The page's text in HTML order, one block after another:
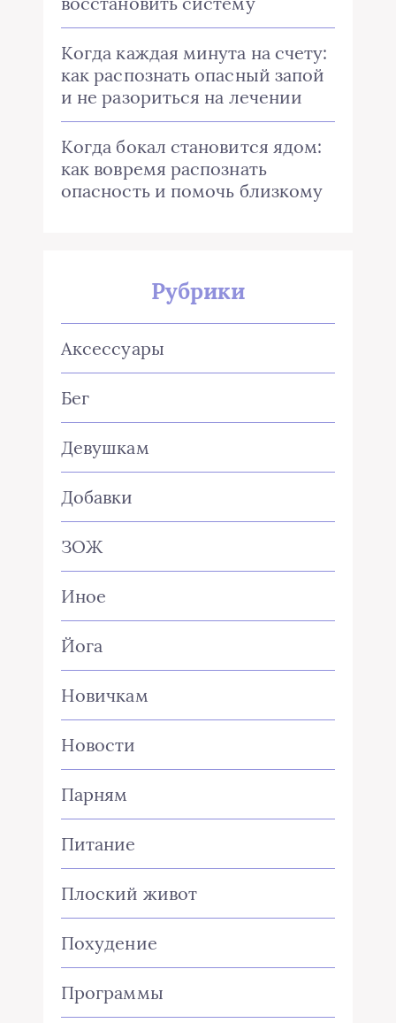
Когда каждая минута на счету:
как распознать опасный запой
и не разориться на лечении
Когда бокал становится ядом:
как вовремя распознать
опасность и помочь близкому
Рубрики
Аксессуары
Бег
Девушкам
Добавки
ЗОЖ
Иное
Йога
Новичкам
Новости
Парням
Питание
Плоский живот
Похудение
Программы